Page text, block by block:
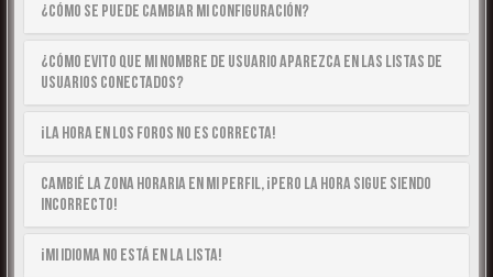
¿Cómo se puede cambiar mi configuración?
¿Cómo evito que mi nombre de usuario aparezca en las listas de
usuarios conectados?
¡La hora en los foros no es correcta!
Cambié la zona horaria en mi perfil, ¡pero la hora sigue siendo
incorrecto!
¡Mi idioma no está en la lista!